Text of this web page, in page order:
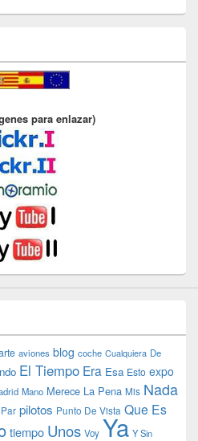
para enlazar)
aviones blog coche Cualquiera De
El Tiempo Era Esa Esto expo
Mano Merece La Pena Mis Nada
Par pilotos Punto De Vista Que Es
tiempo Unos Voy Ya Y Sin